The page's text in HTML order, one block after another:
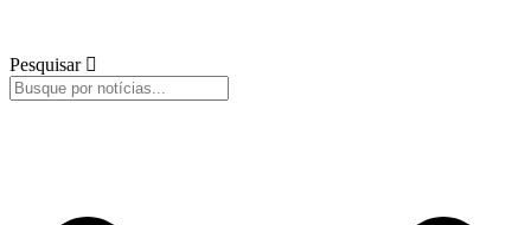
Pesquisar